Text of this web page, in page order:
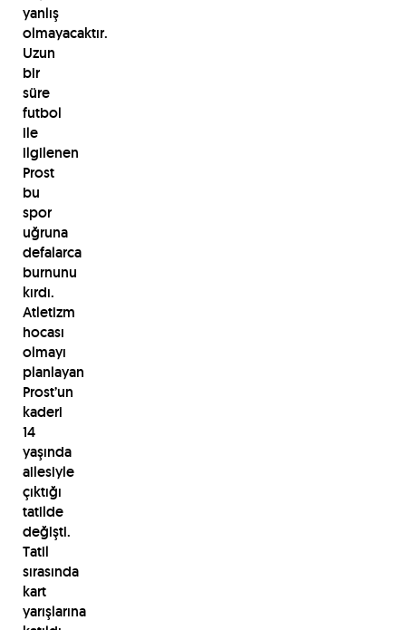
yanlış
olmayacaktır.
Uzun
bir
süre
futbol
ile
ilgilenen
Prost
bu
spor
uğruna
defalarca
burnunu
kırdı.
Atletizm
hocası
olmayı
planlayan
Prost’un
kaderi
14
yaşında
ailesiyle
çıktığı
tatilde
değişti.
Tatil
sırasında
kart
yarışlarına